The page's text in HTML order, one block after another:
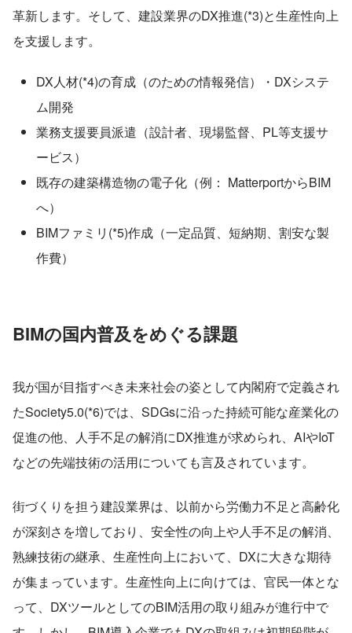
革新します。そして、建設業界のDX推進(*3)と生産性向上
を支援します。
DX人材(*4)の育成（のための情報発信）・DXシステ
ム開発
業務支援要員派遣（設計者、現場監督、PL等支援サ
ービス）
既存の建築構造物の電子化（例： MatterportからBIM
へ）
BIMファミリ(*5)作成（一定品質、短納期、割安な製
作費）
BIMの国内普及をめぐる課題
我が国が目指すべき未来社会の姿として内閣府で定義され
たSociety5.0(*6)では、SDGsに沿った持続可能な産業化の
促進の他、人手不足の解消にDX推進が求められ、AIやIoT
などの先端技術の活用についても言及されています。
街づくりを担う建設業界は、以前から労働力不足と高齢化
が深刻さを増しており、安全性の向上や人手不足の解消、
熟練技術の継承、生産性向上において、DXに大きな期待
が集まっています。生産性向上に向けては、官民一体とな
って、DXツールとしてのBIM活用の取り組みが進行中で